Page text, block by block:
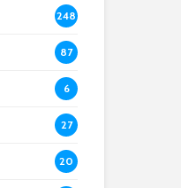
248
87
6
27
20